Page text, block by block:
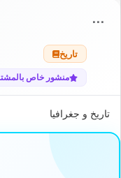
تاريخ
منشور خاص
⋯
تاريخ و جغرافيا